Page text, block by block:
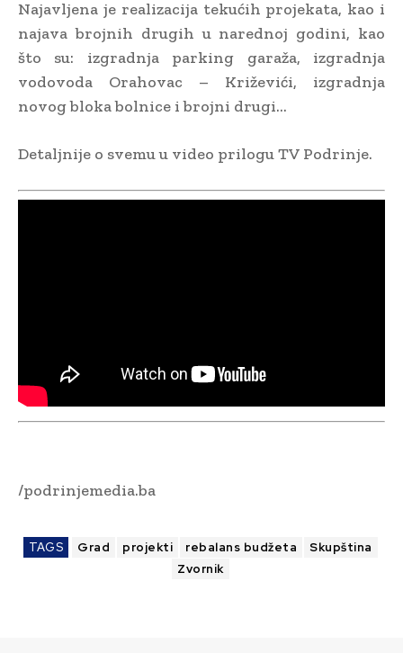
Najavljena je realizacija tekućih projekata, kao i
najava brojnih drugih u narednoj godini, kao
što su: izgradnja parking garaža, izgradnja
vodovoda Orahovac – Križevići, izgradnja
novog bloka bolnice i brojni drugi…
Detaljnije o svemu u video prilogu TV Podrinje.
/podrinjemedia.ba
TAGS Grad projekti rebalans budžeta
Skupština
Zvornik